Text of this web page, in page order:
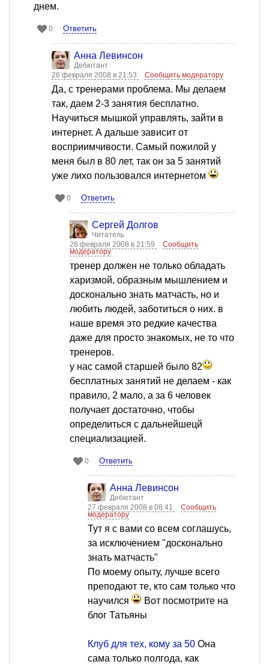
днем.
0 Ответить
Анна Левинсон
Дебютант
26 февраля 2008 в 21:53
Сообщить модератору
Да, с тренерами проблема. Мы делаем
так, даем 2-3 занятия бесплатно.
Научиться мышкой управлять, зайти в
интернет. А дальше зависит от
восприимчивости. Самый пожилой у
меня был в 80 лет, так он за 5 занятий
уже лихо пользовался интернетом
0 Ответить
Сергей Долгов
Читатель
26 февраля 2008 в 21:59
Сообщить
модератору
тренер должен не только обладать
харизмой, образным мышлением и
досконально знать матчасть, но и
любить людей, заботиться о них. в
наше время это редкие качества
даже для просто знакомых, не то что
тренеров.
у нас самой старшей было 82
бесплатных занятий не делаем - как
правило, 2 мало, а за 6 человек
получает достаточно, чтобы
определиться с дальнейшецй
специализацией.
0 Ответить
Анна Левинсон
Дебютант
27 февраля 2008 в 08:41
Сообщить
модератору
Тут я с вами со всем соглашусь,
за исключением "досконально
знать матчасть"
По моему опыту, лучше всего
преподают те, кто сам только что
научился
Вот посмотрите на
блог Татьяны
Клуб для тех, кому за 50 Она
сама только полгода, как